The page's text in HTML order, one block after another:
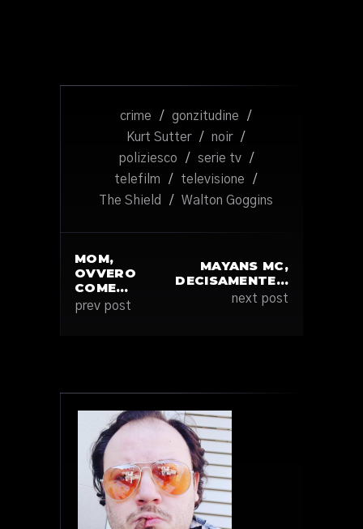
crime / gonzitudine
/
Kurt Sutter
/ noir
/
poliziesco
/ serie tv
/
telefilm
/ televisione
/
The Shield
/ Walton Goggins
MOM,
OVVERO
COME…
prev post
MAYANS MC,
DECISAMENTE…
next post